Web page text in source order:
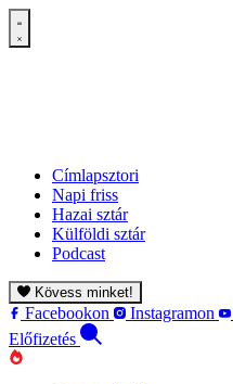
Címlapsztori
Napi friss
Hazai sztár
Külföldi sztár
Podcast
Kövess minket!
Facebookon Instagramon
Előfizetés